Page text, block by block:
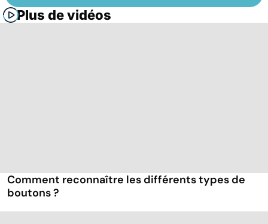
Plus de vidéos
Comment reconnaître les différents types de
boutons ?